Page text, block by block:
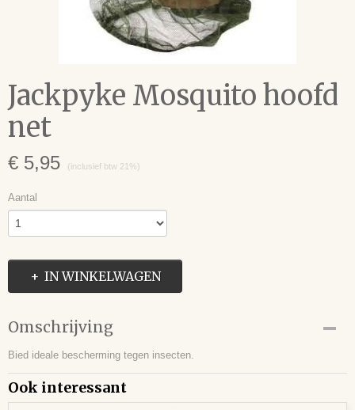
Jackpyke Mosquito hoofd
net
€ 5,95 (inclusief btw 21%)
Aantal
IN WINKELWAGEN
Omschrijving
Bied ideale bescherming tegen insecten.
Ook interessant